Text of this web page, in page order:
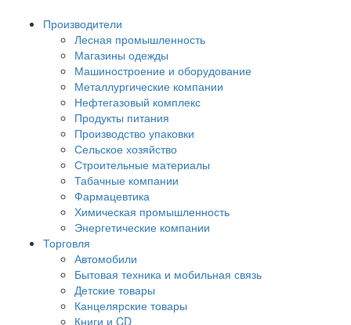
Производители
Лесная промышленность
Магазины одежды
Машиностроение и оборудование
Металлургические компании
Нефтегазовый комплекс
Продукты питания
Производство упаковки
Сельское хозяйство
Строительные материалы
Табачные компании
Фармацевтика
Химическая промышленность
Энергетические компании
Торговля
Автомобили
Бытовая техника и мобильная связь
Детские товары
Канцелярские товары
Книги и CD